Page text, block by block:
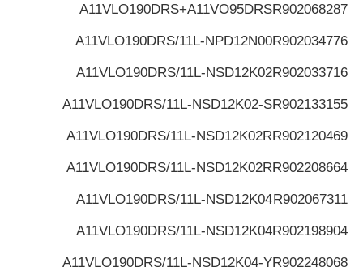
R902068287
A11VLO190DRS+A11VO95DRS
R902034776
A11VLO190DRS/11L-NPD12N00
R902033716
A11VLO190DRS/11L-NSD12K02
R902133155
A11VLO190DRS/11L-NSD12K02-S
R902120469
A11VLO190DRS/11L-NSD12K02R
R902208664
A11VLO190DRS/11L-NSD12K02R
R902067311
A11VLO190DRS/11L-NSD12K04
R902198904
A11VLO190DRS/11L-NSD12K04
R902248068
A11VLO190DRS/11L-NSD12K04-Y